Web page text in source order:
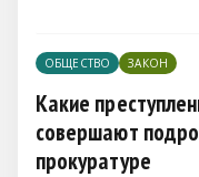
ОБЩЕСТВО ЗАКОН
Какие
совершают
прокуратуре